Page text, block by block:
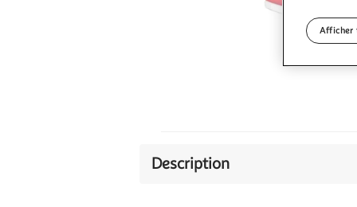
Description
Afficher